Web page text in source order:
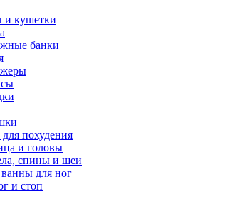
и кушетки
банки
похудения
и головы
спины и шеи
для ног
и стоп